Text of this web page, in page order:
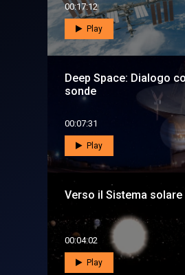
00:17:12
Play
Deep Space: Dialogo
sonde
00:07:31
Play
Verso il Sistema solare
00:04:02
Play